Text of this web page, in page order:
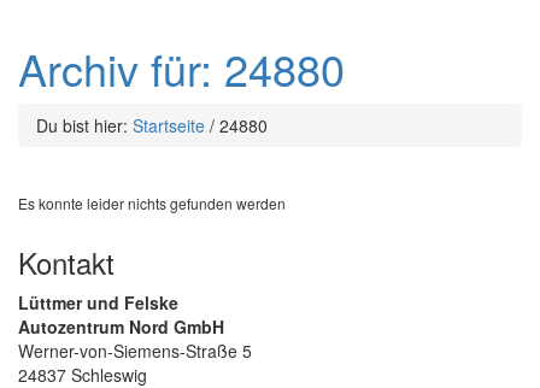
Archiv für: 24880
Du bist hier: Startseite / 24880
Es konnte leider nichts gefunden werden
Kontakt
Lüttmer und Felske
Autozentrum Nord GmbH
Werner-von-Siemens-Straße 5
24837 Schleswig